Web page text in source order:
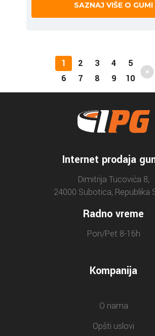
SAZNAJ VIŠE O GUMI
1 2 3 4
5
6
7 8 9 10
Internet prodaja
Dimitrija Tucovića 8,
24000 Subotica, Republika
Radno vreme
Pon/Pet 8-16h
Kompanija
O nama
Opšti uslovi